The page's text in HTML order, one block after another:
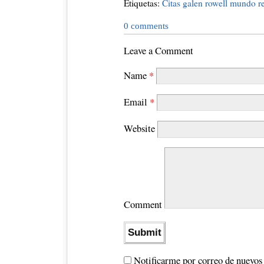
Etiquetas: Citas galen rowell mundo
0 comments
Leave a Comment
Name *
Email *
Website
Comment
Notificarme por correo de